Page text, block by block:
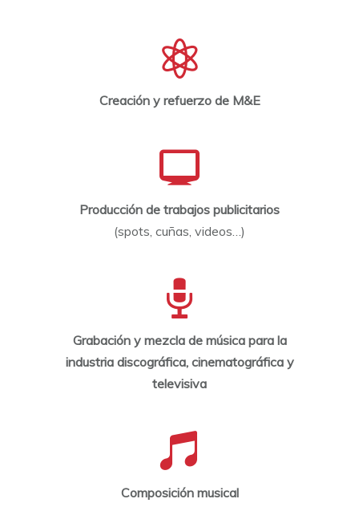
Creación y refuerzo de M&E
Producción de trabajos publicitarios
(spots, cuñas, videos…)
Grabación y mezcla de música para la
industria discográfica, cinematográfica y
televisiva
Composición musical